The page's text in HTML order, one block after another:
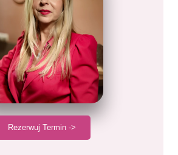
Rezerwuj Termin ->